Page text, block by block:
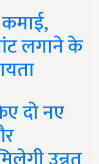
लगाने के
दो नए